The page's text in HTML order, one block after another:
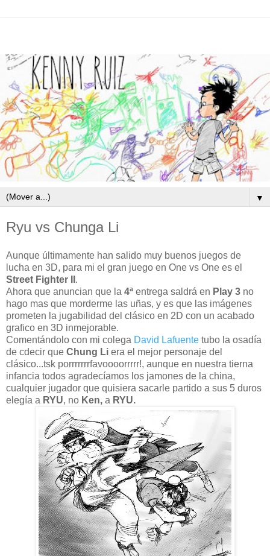
▼
Ryu vs Chunga Li
Aunque últimamente han salido muy buenos juegos de
lucha en 3D, para mi el gran juego en One vs One es el
Street Fighter II .
Ahora que anuncian que la 4ª entrega saldrá en Play 3 no
hago mas que morderme las uñas, y es que las imágenes
prometen la jugabilidad del clásico en 2D con un acabado
grafico en 3D inmejorable.
Comentándolo con mi colega David Lafuente tubo la osadía
de cdecir que Chung Li era el mejor personaje del
clásico...tsk porrrrrrrfavoooorrrrr!, aunque en nuestra tierna
infancia todos agradecíamos los jamones de la china,
cualquier jugador que quisiera sacarle partido a sus 5 duros
elegía a RYU, no Ken, a RYU.